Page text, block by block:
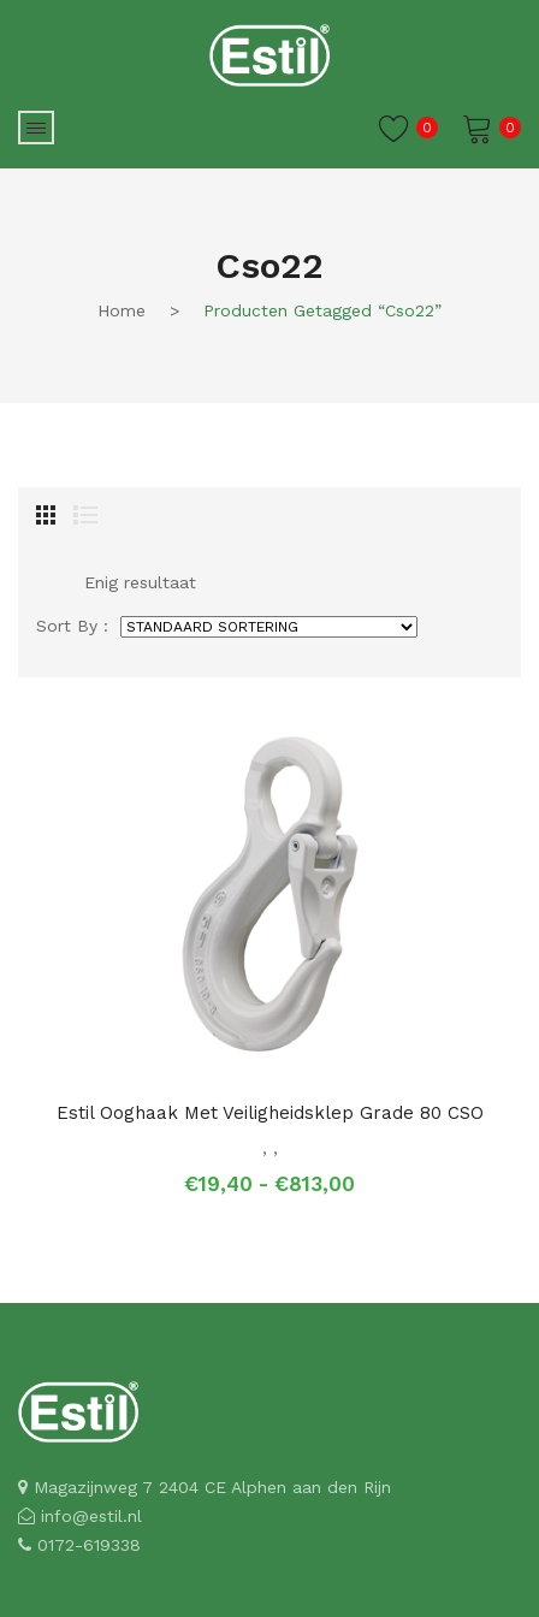
0
0
Cso22
Home > Producten Getagged “cso22”
Enig resultaat
Sort By :
Estil Ooghaak Met Veiligheidsklep Grade 80 CSO
, ,
€19,40 - €813,00
Magazijnweg 7 2404 CE Alphen aan den Rijn
info@estil.nl
0172-619338